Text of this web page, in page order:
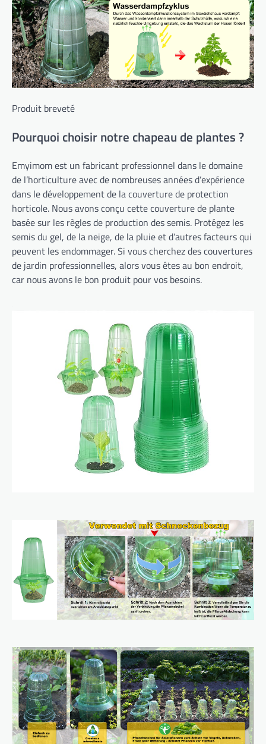
Produit breveté
Pourquoi choisir notre chapeau de plantes ?
Emyimom est un fabricant professionnel dans le domaine
de l’horticulture avec de nombreuses années d’expérience
dans le développement de la couverture de protection
horticole. Nous avons conçu cette couverture de plante
basée sur les règles de production des semis. Protégez les
semis du gel, de la neige, de la pluie et d’autres facteurs qui
peuvent les endommager. Si vous cherchez des couvertures
de jardin professionnelles, alors vous êtes au bon endroit,
car nous avons le bon produit pour vos besoins.